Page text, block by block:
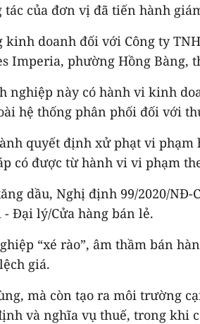
của đơn vị đã tiến hành
doanh đối với Công ty
Imperia, phường Hồng Bàng,
này có hành vi kinh
hệ thống phân phối đối với
quyết định xử phạt vi
có được từ hành vi vi phạm
dầu, Nghị định 99/2020/NĐ-
Đại lý/Cửa hàng bán lẻ.
“xé rào”, âm thầm bán
giá.
mà còn tạo ra môi trường
và nghĩa vụ thuế, trong khi